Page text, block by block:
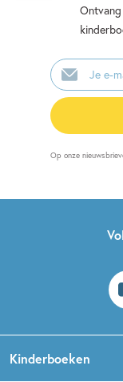
E-
mailadres
Op onze
Kinderboeken